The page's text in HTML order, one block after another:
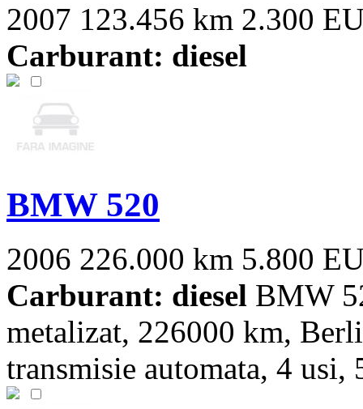
2007 123.456 km 2.300
Carburant: diesel
BMW 520
2006 226.000 km 5.800
Carburant: diesel BMW
metalizat, 226000 km,
transmisie automata, 4